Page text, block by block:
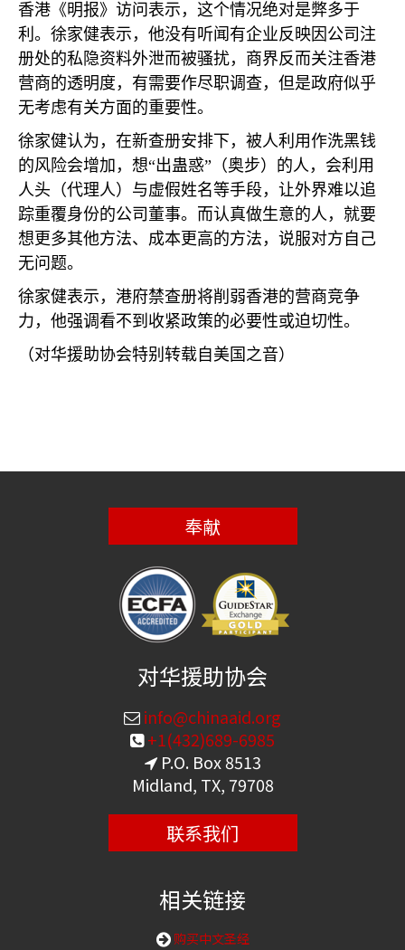
香港《明报》访问表示，这个情况绝对是弊多于
利。徐家健表示，他没有听闻有企业反映因公司注
册处的私隐资料外泄而被骚扰，商界反而关注香港
营商的透明度，有需要作尽职调查，但是政府似乎
无考虑有关方面的重要性。
徐家健认为，在新查册安排下，被人利用作洗黑钱
的风险会增加，想“出蛊惑”（奥步）的人，会利用
人头（代理人）与虚假姓名等手段，让外界难以追
踪重覆身份的公司董事。而认真做生意的人，就要
想更多其他方法、成本更高的方法，说服对方自己
无问题。
徐家健表示，港府禁查册将削弱香港的营商竞争
力，他强调看不到收紧政策的必要性或迫切性。
（对华援助协会特别转载自美国之音）
奉献
对华援助协会
info@chinaaid.org
+1(432)689-6985
P.O. Box 8513
Midland, TX, 79708
联系我们
相关链接
购买中文圣经